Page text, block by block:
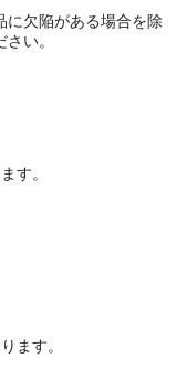
に欠陥がある場合を除
さい。
す。
ます。